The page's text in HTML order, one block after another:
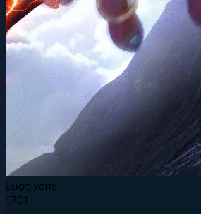
Lượt xem:
1.701